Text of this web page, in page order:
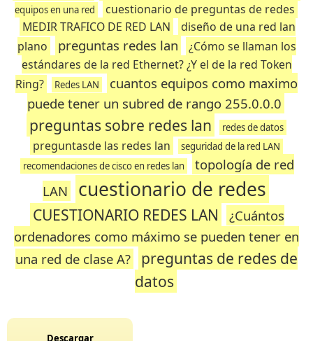
equipos en una red
cuestionario de preguntas de redes
MEDIR TRAFICO DE RED LAN
diseño de una red lan
plano
preguntas redes lan
¿Cómo se llaman los
estándares de la red Ethernet? ¿Y el de la red Token
Ring?
Redes LAN
cuantos equipos como maximo
puede tener un subred de rango 255.0.0.0
preguntas sobre redes lan redes de datos
preguntasde las redes lan
seguridad de la red LAN
recomendaciones de cisco en redes lan
topología de red
LAN
cuestionario de redes
CUESTIONARIO REDES LAN
¿Cuántos
ordenadores como máximo se pueden tener en
una red de clase A?
preguntas de redes de
datos
Descargar